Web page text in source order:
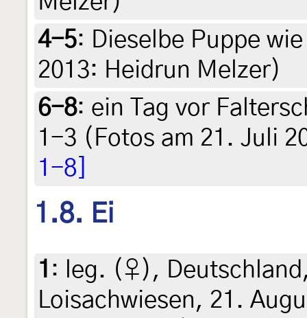
4-5: Dieselbe Puppe
2013: Heidrun Melzer)
6-8: ein Tag vor
1-3 (Fotos am 21. Juli
1-8]
1.8. Ei
1 :
leg. (♀),
Loisachwiesen, 21.